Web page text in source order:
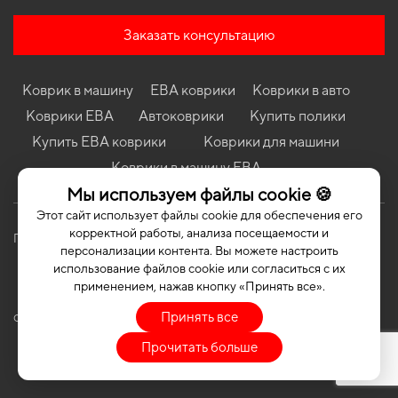
Мы используем файлы cookie 🍪
Этот сайт использует файлы cookie для обеспечения его
корректной работы, анализа посещаемости и
персонализации контента. Вы можете настроить
использование файлов cookie или согласиться с их
применением, нажав кнопку «Принять все».
Принять все
Прочитать больше
Коврики в салон Suzuki Alto 2009 - 2014 VII поколение Japan
Коврики в салон Skoda Karoq 2018 - … I поколение EU Crossover
Коврики в салон Land Rover Range Rover SWB (L460) 2021-… V
поколение EU Crossover Short
Коврики в салон Renault Duster 2018 - 2024 II поколение EU
Crossover
Коврики в салон Kia Rio (DC) 2000-2005 I поколение EU
Hatchback
Заказать консультацию
Коврик в машину ЕВА коврики
Коврики в авто
Коврики ЕВА
Автоковрики
Купить полики
Купить ЕВА коврики
Коврики для машини
Коврики в машину ЕВА
Политика конфиденциальности Публичная оферта
COPYRIGHT | EVASOTA © 2026 | ALL RIGHTS RESERVED